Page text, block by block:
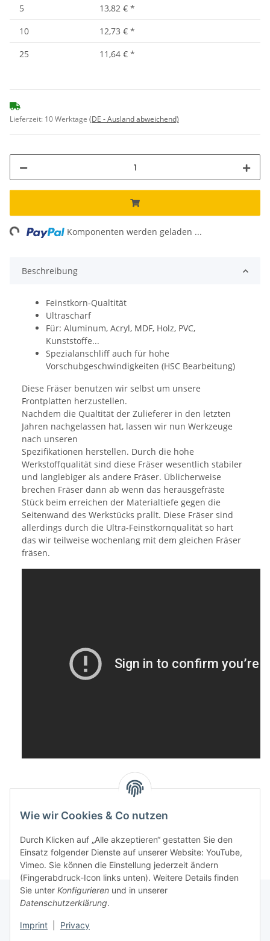
Wie wir Cookies & Co nutzen
Durch Klicken auf „Alle akzeptieren“ gestatten Sie den
Einsatz folgender Dienste auf unserer Website: YouTube,
Vimeo. Sie können die Einstellung jederzeit ändern
(Fingerabdruck-Icon links unten). Weitere Details finden
Sie unter Konfigurieren und in unserer
Datenschutzerklärung.
Imprint Privacy
5 13,82 € *
10
12,73 € *
25
11,64 € *
Lieferzeit: 10 Werktage (DE - Ausland abweichend)
Komponenten werden geladen ...
Beschreibung
Feinstkorn-Qualtität
Ultrascharf
Für: Aluminum, Acryl, MDF, Holz, PVC,
Kunststoffe...
Spezialanschliff auch für hohe
Vorschubgeschwindigkeiten (HSC Bearbeitung)
Diese Fräser benutzen wir selbst um unsere
Frontplatten herzustellen.
Nachdem die Qualtität der Zulieferer in den letzten
Jahren nachgelassen hat, lassen wir nun Werkzeuge
nach unseren
Spezifikationen herstellen. Durch die hohe
Werkstoffqualität sind diese Fräser wesentlich stabiler
und langlebiger als andere Fräser. Üblicherweise
brechen Fräser dann ab wenn das herausgefräste
Stück beim erreichen der Materialtiefe gegen die
Seitenwand des Werkstücks prallt. Diese Fräser sind
allerdings durch die Ultra-Feinstkornqualität so hart
das wir teilweise wochenlang mit dem gleichen Fräser
fräsen.
Informationen